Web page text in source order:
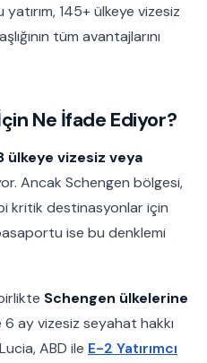
145+ ülkeye vizesiz
tüm avantajlarını
Ne İfade Ediyor?
ülkeye vizesiz veya
Ancak Schengen bölgesi,
kritik destinasyonlar için
ise bu denklemi
Schengen ülkelerine
6 ay vizesiz seyahat hakkı
ABD ile E-2 Yatırımcı